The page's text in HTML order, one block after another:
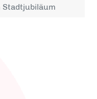
Stadtjubiläum